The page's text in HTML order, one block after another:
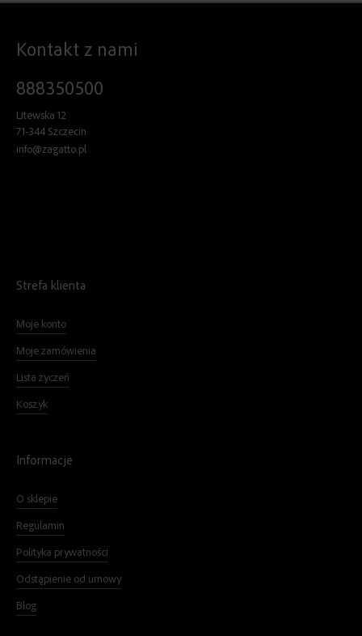
Kontakt z nami
888350500
Litewska 12
71-344 Szczecin
info@zagatto.pl
Strefa klienta
Moje konto
Moje zamówienia
Lista życzeń
Koszyk
Informacje
O sklepie
Regulamin
Polityka prywatności
Odstąpienie od umowy
Blog